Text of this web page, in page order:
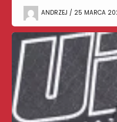
ANDRZEJ / 25 MARCA